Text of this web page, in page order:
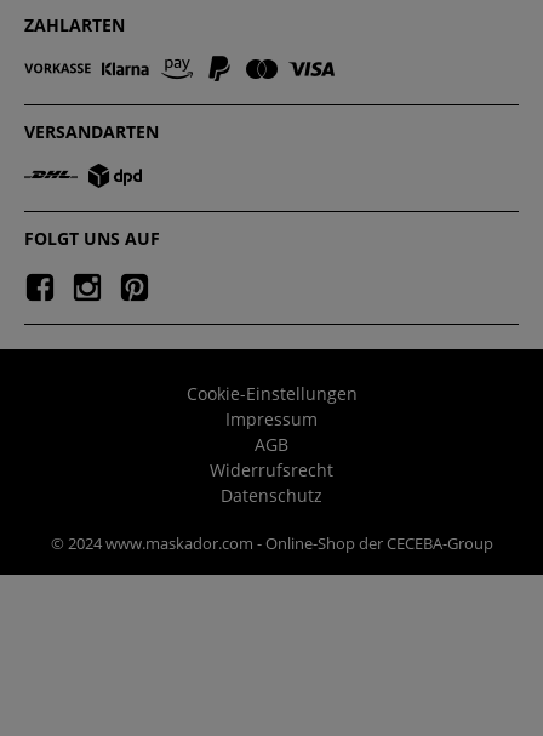
ZAHLARTEN
VERSANDARTEN
FOLGT UNS AUF
Cookie-Einstellungen
Impressum
AGB
Widerrufsrecht
Datenschutz
© 2024 www.maskador.com - Online-Shop der CECEBA-Group